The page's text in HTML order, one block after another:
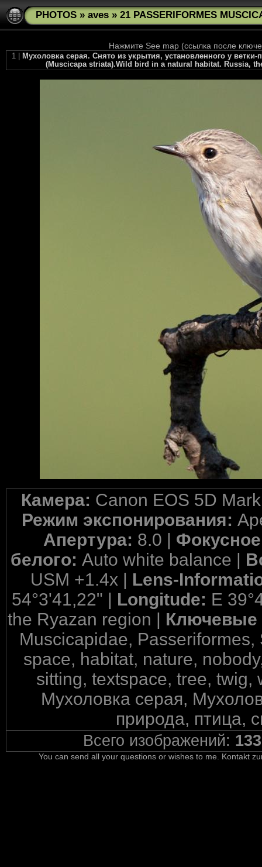
PHOTOS » aves » 21 PASSERIFORMES
Нажмите See map (ссылка после
1 |
Мухоловка серая. Снято из укрытия, установленного у
(Muscicapa striata).Wild bird in a natural habitat. Russia,
Камера: Canon EOS 5D
Режим экспонирования:
Апертура: 8.0 |
белого:Auto white balance |
USM +1.4x | Lens-
54°3'41,22" | Longitude: E
the Ryazan region |
Muscicapidae,
space, habitat, nature,
sitting, textspace, tree,
Мухоловка серая,
природа, птица,
Всего изображений: 133
You can send all your questions or wishes to me. Kontakt